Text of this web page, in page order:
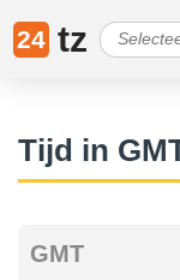
24 tz
Tijd in
GMT